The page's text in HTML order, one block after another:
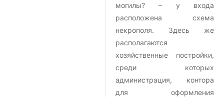
могилы? – у входа
расположена схема
некрополя. Здесь же
располагаются
хозяйственные постройки,
среди которых
администрация, контора
для оформления